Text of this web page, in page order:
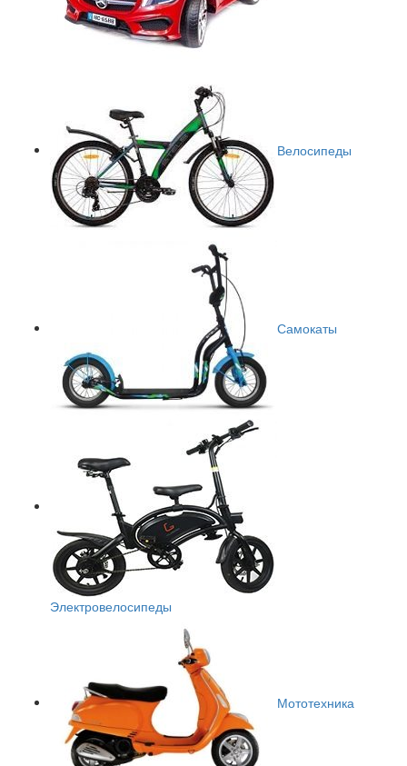
Велосипеды
Самокаты
Электровелосипеды
Мототехника